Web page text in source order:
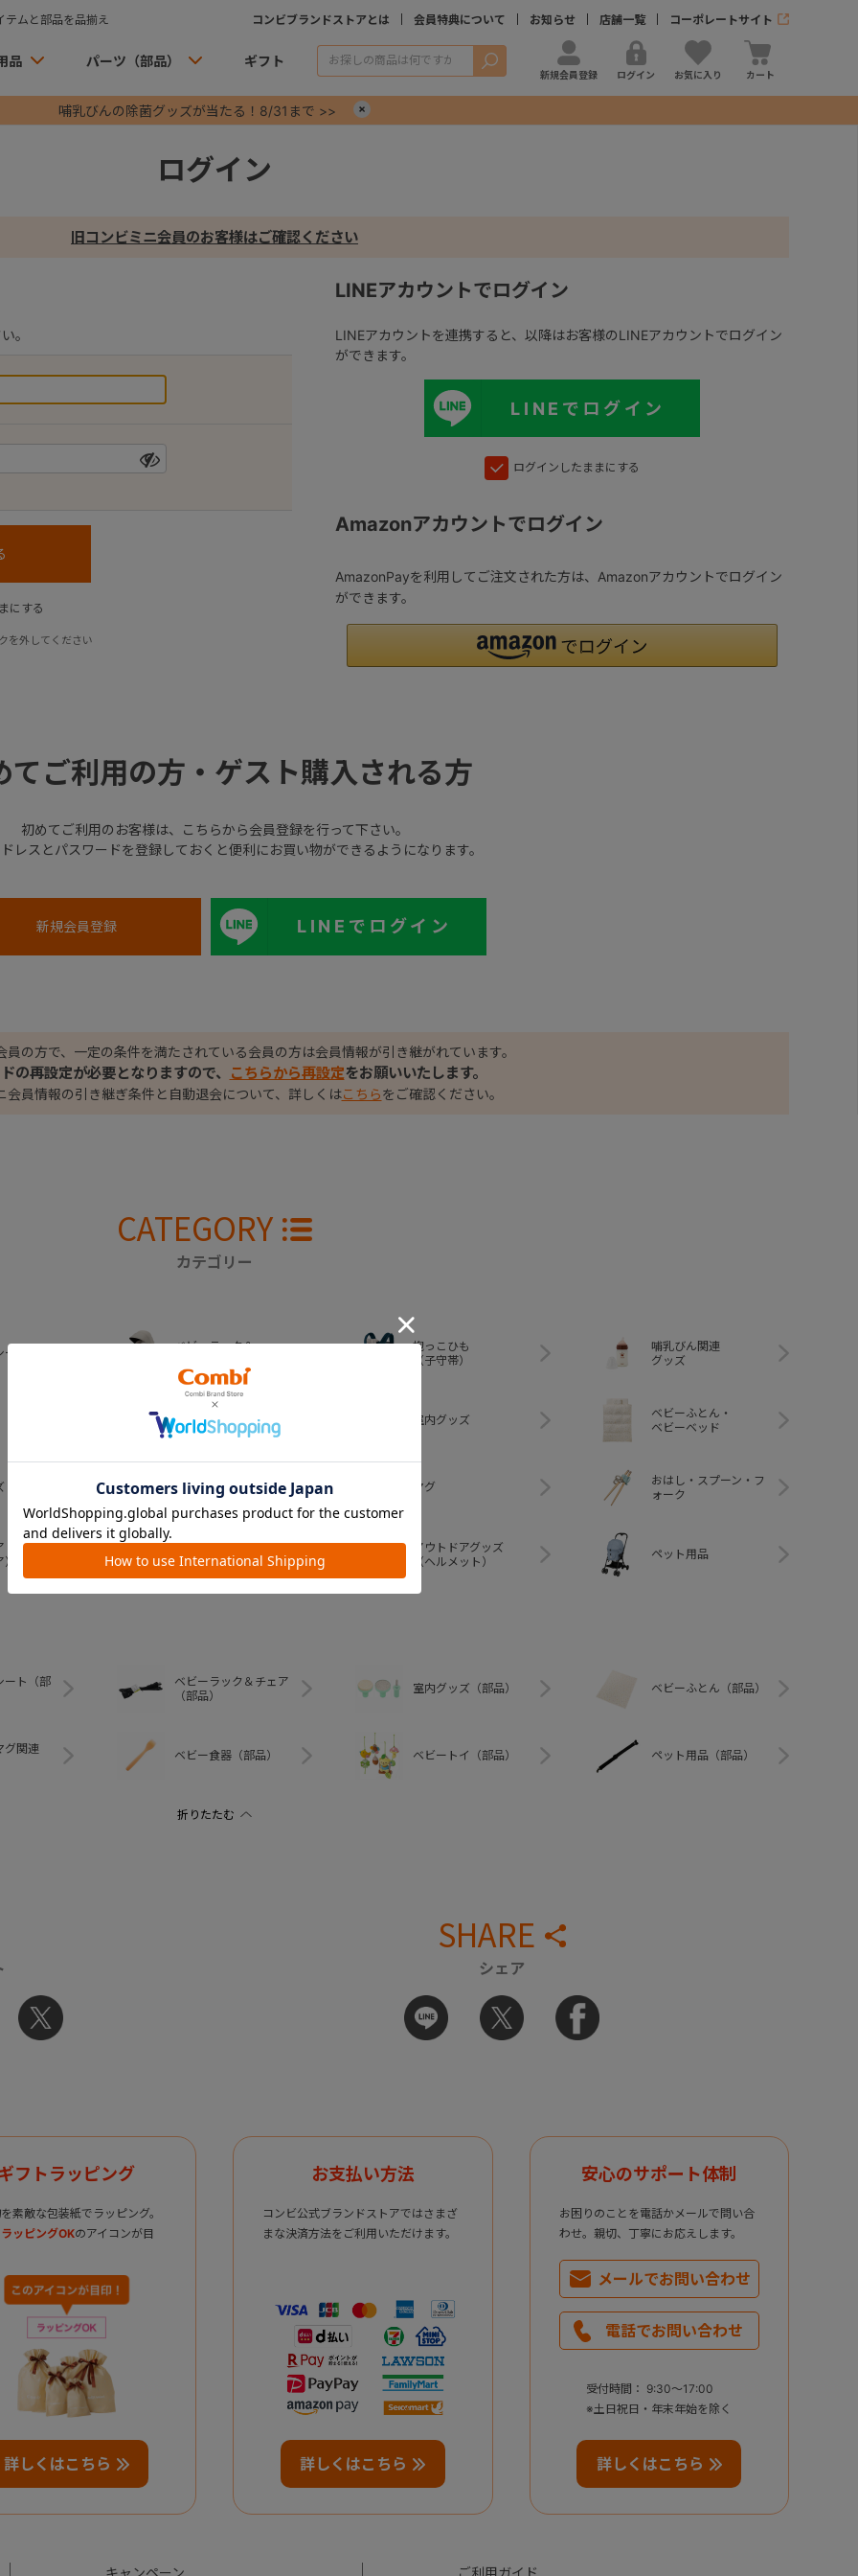
ムと部品を品揃え コンビブランドストアとは 会員特典について お知らせ 店舗一覧 コーポレートサイト
品 パーツ（部品） ギフト 検索
新規会員登録 ログイン お気に入り カート
哺乳びんの除菌グッズが当たる！8/31まで >>
ログイン
旧コンビミニ会員のお客様はご確認ください
。
にする
を外してください
LINEアカウントでログイン
LINEアカウントを連携すると、以降はお客様のLINEアカウントでログイン
ができます。
LINEでログイン
ログインしたままにする
Amazonアカウントでログイン
AmazonPayを利用してご注文された方は、Amazonアカウントでログイン
ができます。
てご利用の方・ゲスト購入される方
初めてご利用のお客様は、こちらから会員登録を行って下さい。
レスとパスワードを登録しておくと便利にお買い物ができるようになります。
LINEでログイン
員の方で、一定の条件を満たされている会員の方は会員情報が引き継がれています。
の再設定が必要となりますので、 こちらから再設定をお願いいたします。
会員情報の引き継ぎ条件と自動退会について、詳しくはこちらをご確認ください。
CATEGORY
カテゴリー
ト
ベビーラック＆
抱っこひも
（子守帯）
哺乳びん関連
グッズ
おむつ・
トイレグッズ
室内グッズ
ベビーふとん・
ベビーベッド
ベビー食器 マグ
おはし・スプーン・フ
ォーク
ベビートイ
アウトドアグッズ
（ヘルメット）
ペット用品
ート（部
ベビーラック＆チェア
（部品）
室内グッズ（部品） ベビーふとん（部品）
グ関連
ベビー食器（部品） ベビートイ（部品） ペット用品（部品）
SHARE
シェア
フトラッピング
素敵な包装紙でラッピング。
ッピングOKのアイコンが目
詳しくはこちら
お支払い方法
コンビ公式ブランドストアではさまざ
まな決済方法をご利用いただけます。
詳しくはこちら
安心のサポート体制
お困りのことを電話かメールで問い合
わせ。親切、丁寧にお応えします。
メールでお問い合わせ
電話でお問い合わせ
受付時間： 9:30～17:00
※土日祝日・年末年始を除く
詳しくはこちら
キャンペーン ご利用ガイド